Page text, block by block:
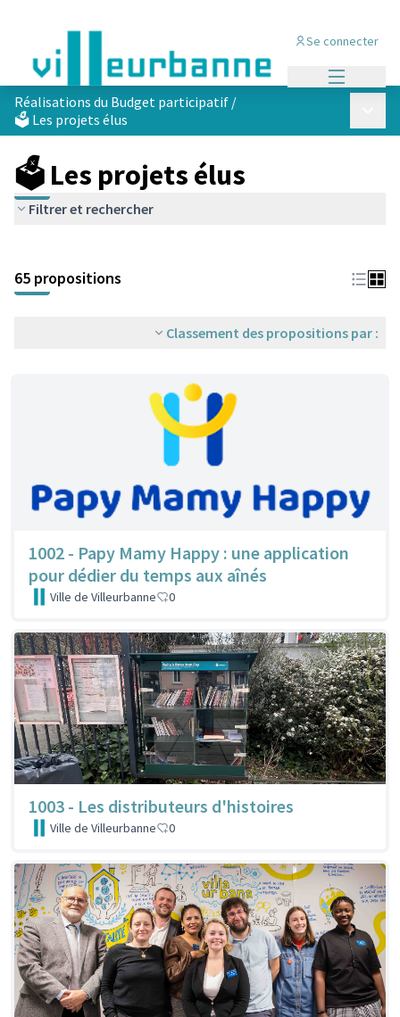
Se connecter
Réalisations du Budget participatif /
🗳️ Les projets élus
🗳️ Les projets élus
Filtrer et rechercher
+
−
65 propositions
Classement des propositions par :
1002 - Papy Mamy Happy : une application
pour dédier du temps aux aînés
Ville de Villeurbanne 0
1003 - Les distributeurs d'histoires
Ville de Villeurbanne 0